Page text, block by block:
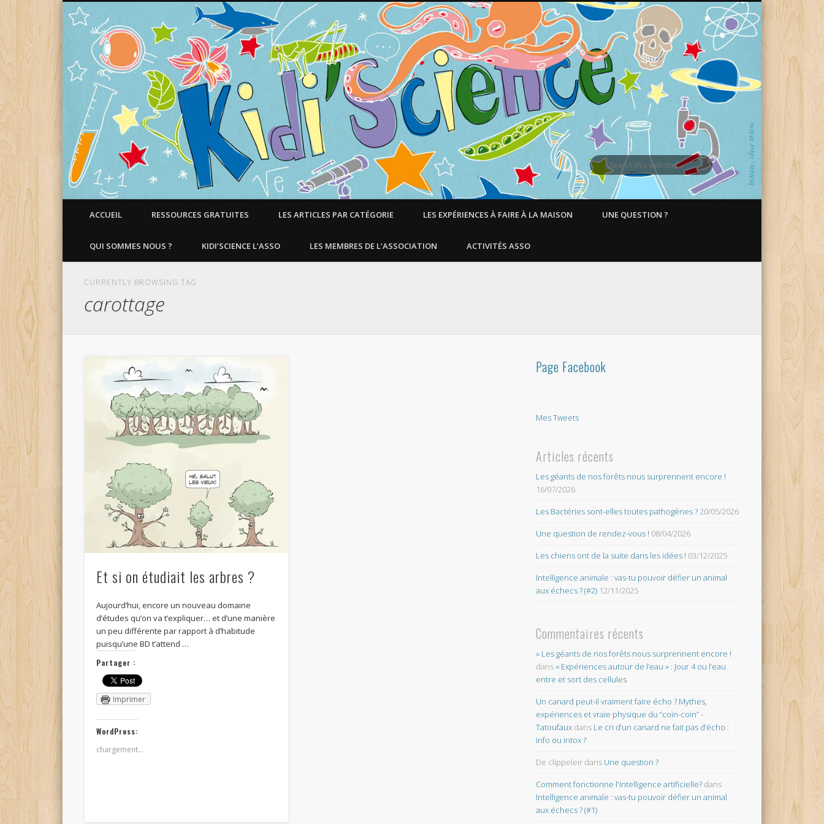
Faire aimer les Sciences aux Enfants !
ACCUEIL RESSOURCES GRATUITES LES ARTICLES PAR CATÉGORIE LES EXPÉRIENCES À FAIRE À LA MAISON UNE QUESTION ?
QUI SOMMES NOUS ? KIDI’SCIENCE L’ASSO LES MEMBRES DE L’ASSOCIATION ACTIVITÉS ASSO
CURRENTLY BROWSING TAG
carottage
Et si on étudiait les arbres ?
Aujourd’hui, encore un nouveau domaine
d’études qu’on va t’expliquer… et d’une manière
un peu différente par rapport à d’habitude
puisqu’une BD t’attend …
Partager :
Imprimer
WordPress:
chargement…
Page Facebook
Mes Tweets
Articles récents
Les géants de nos forêts nous surprennent encore !
16/07/2026
Les Bactéries sont-elles toutes pathogènes ?20/05/2026
Une question de rendez-vous ! 08/04/2026
Les chiens ont de la suite dans les idées ! 03/12/2025
Intelligence animale : vas-tu pouvoir défier un animal
aux échecs ? (#2) 12/11/2025
Commentaires récents
» Les géants de nos forêts nous surprennent encore !
dans « Expériences autour de l’eau » : Jour 4 ou l’eau
entre et sort des cellules
Un canard peut-il vraiment faire écho ? Mythes,
expériences et vraie physique du “coin-coin” -
Tatoufaux dans Le cri d’un canard ne fait pas d’écho :
info ou intox ?
De clippeleir dans Une question ?
Comment fonctionne l'intelligence artificielle? dans
Intelligence animale : vas-tu pouvoir défier un animal
aux échecs ? (#1)